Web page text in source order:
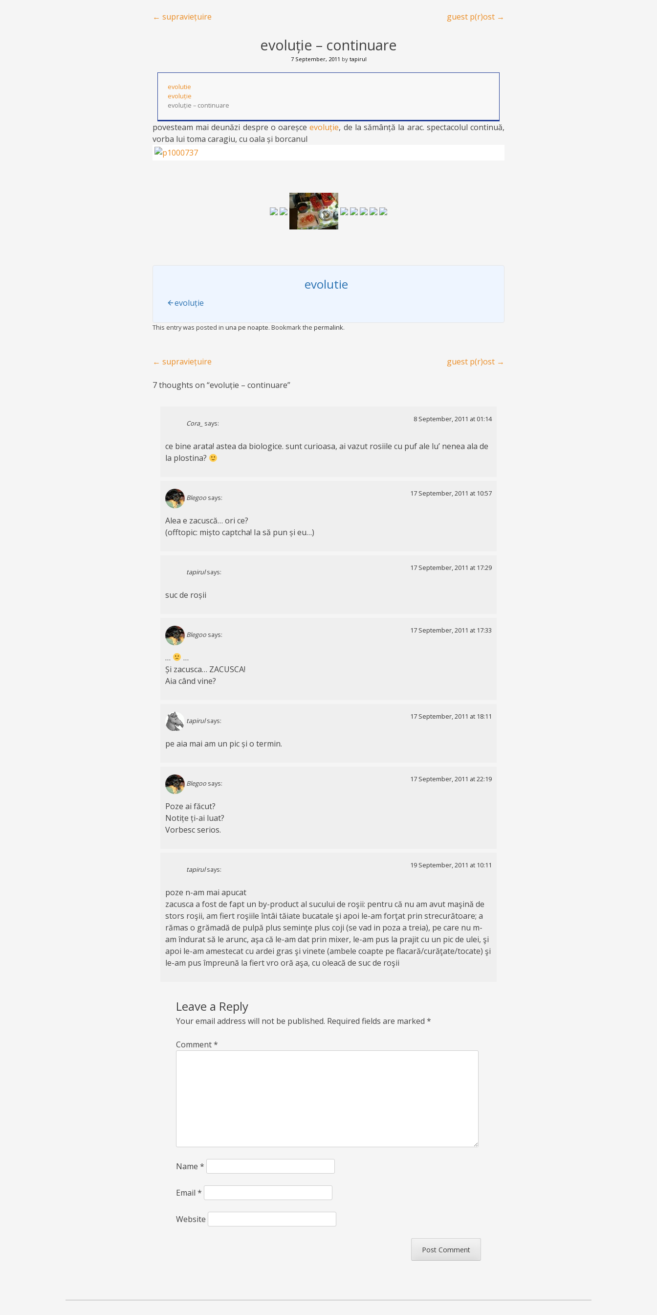
Post navigation
← supraviețuire guest p(r)ost →
evoluție – continuare
7 September, 2011 by tapirul
evolutie
evoluție
evoluție – continuare
povesteam mai deunăzi despre o oareșceevoluție, de la sămânță la arac. spectacolul continuă,
vorba lui toma caragiu, cu oala și borcanul
evolutie
evoluție
This entry was posted in una pe noapte. Bookmark the permalink.
Post navigation
← supraviețuire guest p(r)ost →
7 thoughts on “evoluție – continuare”
Cora_ says:
8 September, 2011 at 01:14
ce bine arata! astea da biologice. sunt curioasa, ai vazut rosiile cu puf ale lu’ nenea ala de
la plostina?
Blegoo says:
17 September, 2011 at 10:57
Alea e zacuscă… ori ce?
(offtopic: mișto captcha! Ia să pun și eu…)
tapirul says:
17 September, 2011 at 17:29
suc de roșii
Blegoo says:
17 September, 2011 at 17:33
…
…
Și zacusca… ZACUSCA!
Aia când vine?
tapirul says:
17 September, 2011 at 18:11
pe aia mai am un pic și o termin.
Blegoo says:
17 September, 2011 at 22:19
Poze ai făcut?
Notițe ți-ai luat?
Vorbesc serios.
tapirul says:
19 September, 2011 at 10:11
poze n-am mai apucat
zacusca a fost de fapt un by-product al sucului de roşii: pentru că nu am avut maşină de
stors roşii, am fiert roşiile întâi tăiate bucatale şi apoi le-am forţat prin strecurătoare; a
rămas o grămadă de pulpă plus seminţe plus coji (se vad in poza a treia), pe care nu m-
am îndurat să le arunc, aşa că le-am dat prin mixer, le-am pus la prajit cu un pic de ulei, şi
apoi le-am amestecat cu ardei gras şi vinete (ambele coapte pe flacară/curăţate/tocate) şi
le-am pus împreună la fiert vro oră aşa, cu oleacă de suc de roşii
Leave a Reply
Your email address will not be published. Required fields are marked *
Comment*
Name *
Email *
Website